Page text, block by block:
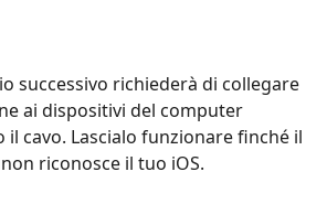
successivo richiederà di collegare
ai dispositivi del computer
il cavo. Lascialo funzionare finché il
riconosce il tuo iOS.